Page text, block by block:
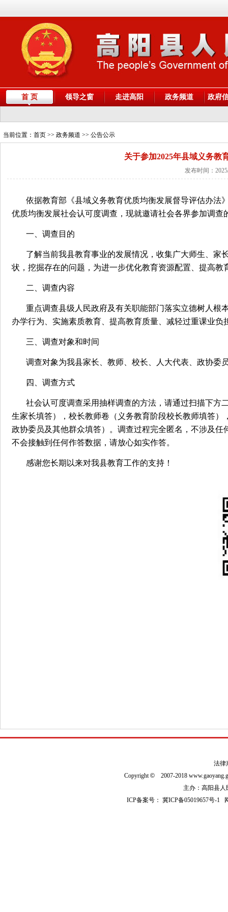
首 页 领导之窗 走进高阳 政务频道 政府
当前位置： 首页 >> 政务频道 >> 公告公示
关于参加2025年县域义务教
发布时间：
依据教育部《县域义务教育优质均衡发展督导评估办法
优质均衡发展社会认可度调查，现就邀请社会各界参加调查
一、调查目的
了解当前我县教育事业的发展情况，收集广大师生、家
状，挖掘存在的问题，为进一步优化教育资源配置、提高教
二、调查内容
重点调查县级人民政府及有关职能部门落实立德树人根
办学行为、实施素质教育、提高教育质量、减轻过重课业负
三、调查对象和时间
调查对象为我县家长、教师、校长、人大代表、政协
四、调查方式
社会认可度调查采用抽样调查的方法，请通过扫描下方
生家长填答），校长教师卷（义务教育阶段校长教师填答
政协委员及其他群众填答）。调查过程完全匿名，不涉及
不会接触到任何作答数据，请放心如实作答。
感谢您长期以来对我县教育工作的支持！
法律
Copyright© 2007-2018
主办：高阳县人
ICP备案号：冀ICP备05019657号-1